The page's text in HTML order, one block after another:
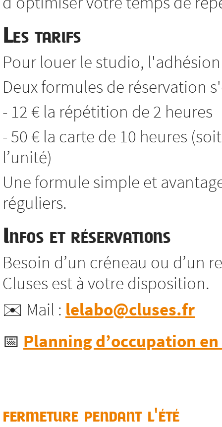
Les tarifs
Pour louer le studio,
Deux formules de réservation
- 12 € la répétition de 2 heures
- 50 € la carte de 10 heures
l’unité)
Une formule simple et
réguliers.
Infos et réservations
Besoin d’un créneau ou d’un
Cluses est à votre disposition.
✉️ Mail : lelabo@cluses.fr
📅 Planning d’occupation
fermeture pendant l'été